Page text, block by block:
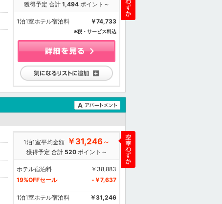
獲得予定 合計 1,494ポイント～
1泊1室ホテル宿泊料 ￥74,733
※税・サービス料込
1泊1室平均金額 ￥31,246～
獲得予定 合計 520ポイント～
ホテル宿泊料
￥38,883
19%OFFセール
-￥7,637
1泊1室ホテル宿泊料 ￥31,246